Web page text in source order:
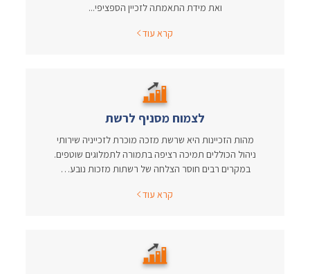
ואת מידת התאמתה לזכיין הספציפי...
קרא עוד
לצמוח מסניף לרשת
מהות הזכיינות היא שרשת מזכה מוכרת לזכייניה שירותי
ניהול הכוללים תמיכה רציפה בתמורה לתמלוגים שוטפים.
במקרים רבים חוסר הצלחה של רשתות מזכות נובע…
קרא עוד